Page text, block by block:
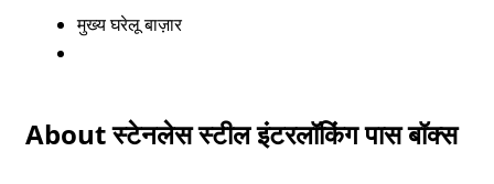
मुख्य घरेलू बाज़ार
About स्टेनलेस स्टील इंटरलॉकिंग पास बॉक्स